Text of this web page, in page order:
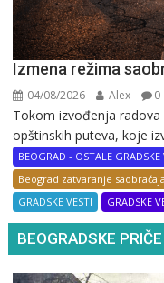
Izmena režima
04/08/2026 Alex 0
Tokom izvođenja
opštinskih puteva, koje
BEOGRAD - OSTALE GRADSKE
Beograd zatvaranje
GRADSKE VESTI
GRADSKE
BEOGRADSKE PRIČE